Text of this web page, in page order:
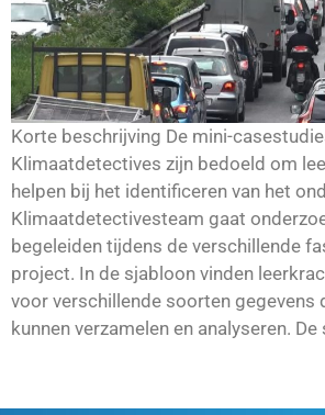
Korte beschrijving De mini-
Klimaatdetectives zijn bedoeld om
helpen bij het identificeren van het
Klimaatdetectivesteam gaat
begeleiden tijdens de verschillende
project. In de sjabloon vinden
voor verschillende soorten gegevens
kunnen verzamelen en analyseren.